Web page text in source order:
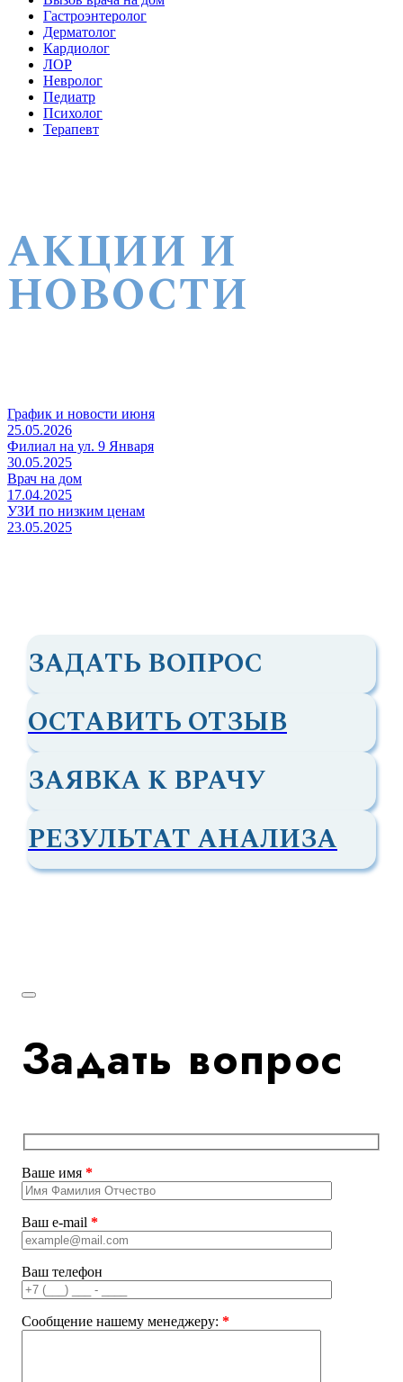
Гастроэнтеролог
Дерматолог
Кардиолог
ЛОР
Невролог
Педиатр
Психолог
Терапевт
АКЦИИ И
НОВОСТИ
График и новости июня
25.05.2026
Филиал на ул. 9 Января
30.05.2025
Врач на дом
17.04.2025
УЗИ по низким ценам
23.05.2025
ЗАДАТЬ ВОПРОС
ОСТАВИТЬ ОТЗЫВ
ЗАЯВКА К ВРАЧУ
РЕЗУЛЬТАТ АНАЛИЗА
Задать вопрос
Ваше имя *
Ваш e-mail *
Ваш телефон
Сообщение нашему менеджеру: *